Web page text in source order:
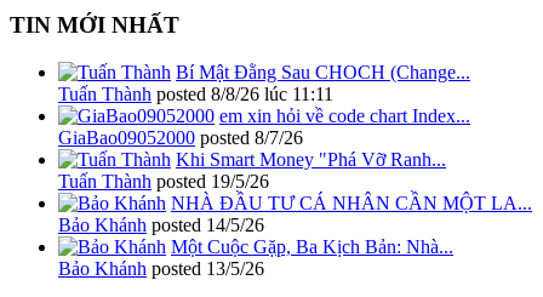
TIN MỚI NHẤT
Bí Mật Đằng Sau CHOCH (Change...
Tuấn Thành posted 8/8/26 lúc 11:11
em xin hỏi về code chart Index...
GiaBao09052000 posted 8/7/26
Khi Smart Money "Phá Vỡ Ranh...
Tuấn Thành posted 19/5/26
NHÀ ĐẦU TƯ CÁ NHÂN CẦN MỘT LA...
Bảo Khánh posted 14/5/26
Một Cuộc Gặp, Ba Kịch Bản: Nhà...
Bảo Khánh posted 13/5/26